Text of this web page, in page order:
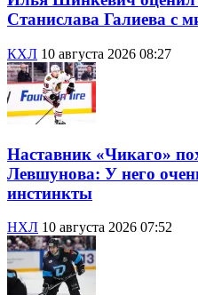
Станислава Галиева с
КХЛ 10 августа 2026 08:27
Наставник «Чикаго»
Левшунова: У него
инстинкты
НХЛ 10 августа 2026 07:52